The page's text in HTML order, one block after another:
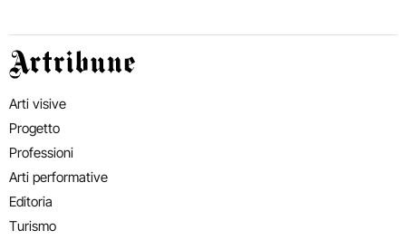
Artribune
Arti visive
Progetto
Professioni
Arti performative
Editoria
Turismo